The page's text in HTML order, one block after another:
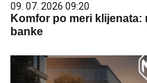
09. 07. 2026 09:20
Komfor po meri klijenata:
banke